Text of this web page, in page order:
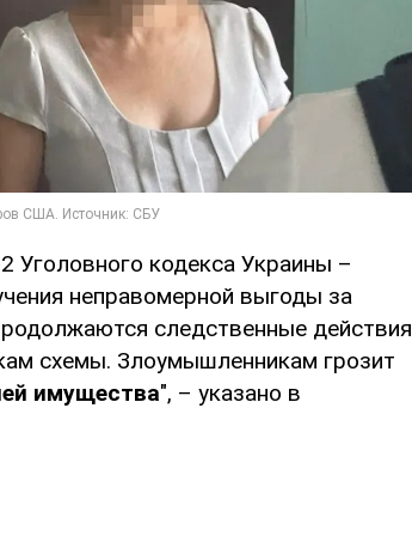
Уголовного кодекса Украины –
неправомерной выгоды за
следственные действия
схемы. Злоумышленникам грозит
имущества", – указано в